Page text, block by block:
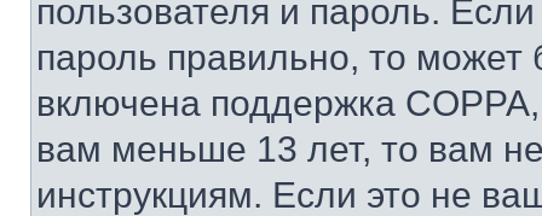
пользователя и пароль.
пароль правильно, то может
включена поддержка
вам меньше 13 лет, то вам
инструкциям. Если это не